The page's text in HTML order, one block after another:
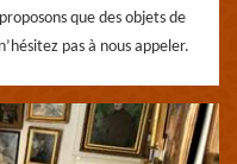
que des objets de
pas à nous appeler.